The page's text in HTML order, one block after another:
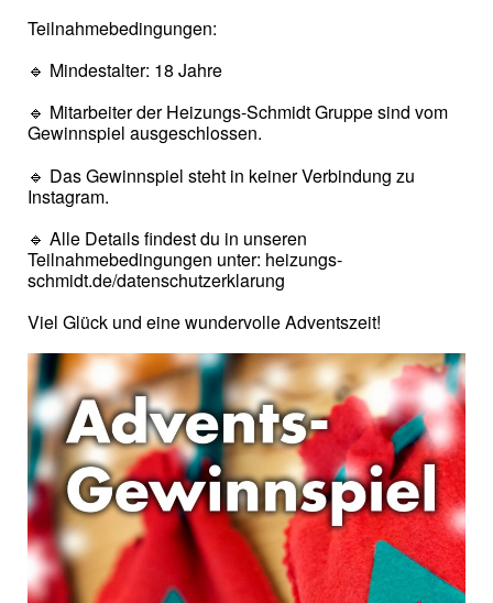
Teilnahmebedingungen:
🔹 Mindestalter: 18 Jahre
🔹 Mitarbeiter der Heizungs-Schmidt Gruppe sind vom
Gewinnspiel ausgeschlossen.
🔹 Das Gewinnspiel steht in keiner Verbindung zu
Instagram.
🔹 Alle Details findest du in unseren
Teilnahmebedingungen unter: heizungs-
schmidt.de/datenschutzerklarung
Viel Glück und eine wundervolle Adventszeit!